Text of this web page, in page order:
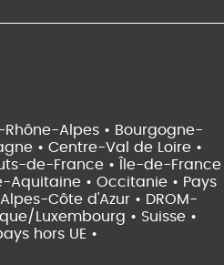
Alpes • Bourgogne-
• Centre-Val de Loire •
de-France •
Île-de-France
Aquitaine • Occitanie • Pays
Côte d'Azur • DROM-
Luxembourg • Suisse •
hors UE •